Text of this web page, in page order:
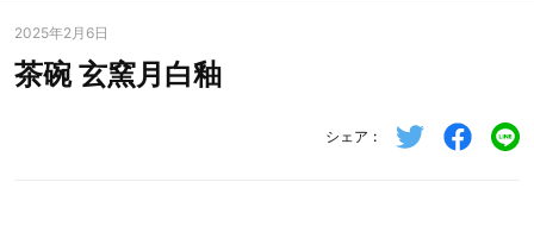
2025年2月6日
茶碗 玄窯月白釉
シェア